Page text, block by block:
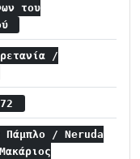
του
/
Πάμπλο / Neruda
Μακάριος